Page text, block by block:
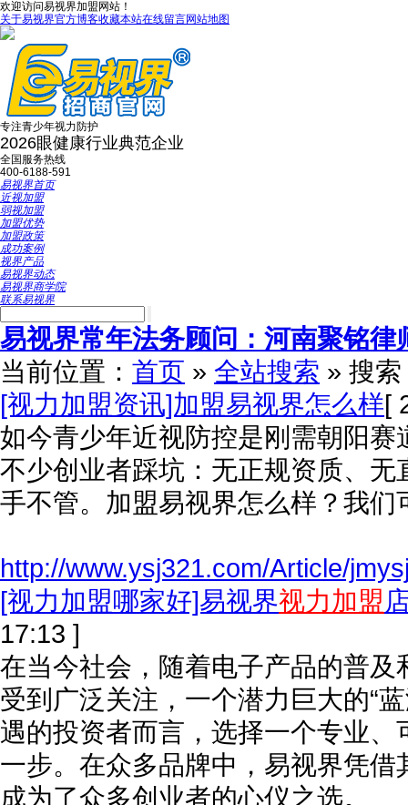
欢迎访问易视界加盟网站！
关于易视界官方博客收藏本站在线留言网站地图
专注青少年视力防护
2026眼健康行业典范企业
全国服务热线
400-6188-591
易视界首页
近视加盟
弱视加盟
加盟优势
加盟政策
成功案例
视界产品
易视界动态
易视界商学院
联系易视界
易视界常年法务顾问：河南聚铭律
当前位置： 首页 » 全站搜索 » 搜
[视力加盟资讯]加盟易视界怎么样[
如今青少年近视防控是刚需朝阳赛
不少创业者踩坑：无正规资质、
手不管。加盟易视界怎么样？我
http://www.ysj321.com/Article/
[视力加盟哪家好]易视界视力加盟
17:13 ]
在当今社会，随着电子产品的普
受到广泛关注，一个潜力巨大的“
遇的投资者而言，选择一个专业
一步。在众多品牌中，易视界凭
成为了众多创业者的心仪之选。